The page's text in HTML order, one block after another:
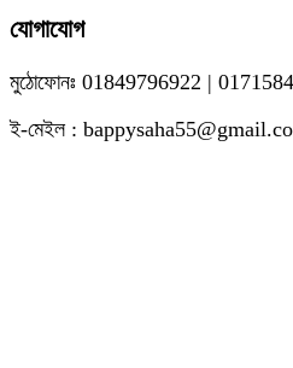
যোগাযোগ
মুঠোফোনঃ 01849796922 |
ই-মেইল :